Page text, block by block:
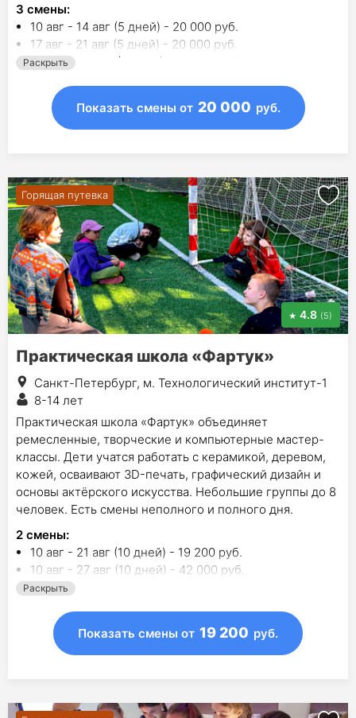
3 смены:
10 авг - 14 авг (5 дней) - 20 000 руб.
17 авг - 21 авг (5 дней) - 20 000 руб.
24 авг - 28 авг (5 дней) - 20 000 руб.
Раскрыть
Показать смены от 20 000 руб.
Горящая путевка
4.8 (5)
Практическая школа «Фартук»
Санкт-Петербург, м. Технологический институт-1
8-14 лет
Практическая школа «Фартук» объединяет
ремесленные, творческие и компьютерные мастер-
классы. Дети учатся работать с керамикой, деревом,
кожей, осваивают 3D-печать, графический дизайн и
основы актёрского искусства. Небольшие группы до 8
человек. Есть смены неполного и полного дня.
2 смены:
10 авг - 21 авг (10 дней) - 19 200 руб.
10 авг - 27 авг (10 дней) - 42 000 руб.
Раскрыть
Показать смены от 19 200 руб.